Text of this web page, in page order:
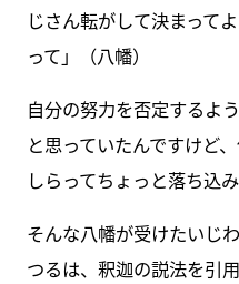
じさん転がして決まって
って」（八幡）
自分の努力を否定するよ
と思っていたんですけど
しらってちょっと落ち込
そんな八幡が受けたいじ
つるは、釈迦の説法を引